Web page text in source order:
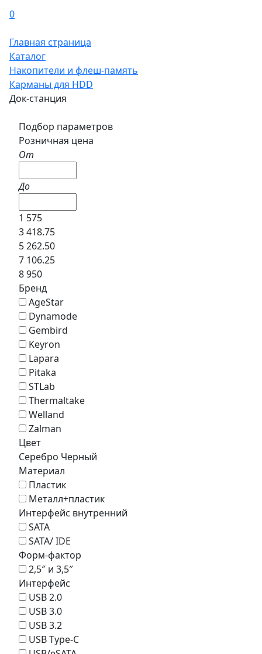
0
Главная страница
Каталог
Накопители и флеш-память
Карманы для HDD
Док-станция
Подбор параметров
Розничная цена
От
До
1 575
3 418.75
5 262.50
7 106.25
8 950
Бренд
AgeStar
Dynamode
Gembird
Keyron
Lapara
Pitaka
STLab
Thermaltake
Welland
Zalman
Цвет
Серебро Черный
Материал
Пластик
Металл+пластик
Интерфейс внутренний
SATA
SATA/ IDE
Форм-фактор
2,5″ и 3,5″
Интерфейс
USB 2.0
USB 3.0
USB 3.2
USB Type-C